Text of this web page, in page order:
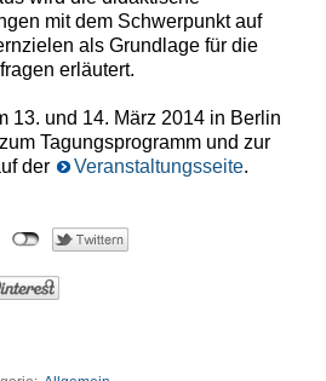
mit dem Schwerpunkt auf
als Grundlage für die
erläutert.
13. und 14. März 2014 in Berlin
Tagungsprogramm und zur
der
Veranstaltungsseite.